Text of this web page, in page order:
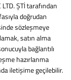
ŞTİ tarafından
doğrudan
sözleşmeye
satın alma
bağlantılı
hazırlanma
iletişime geçilebilir.